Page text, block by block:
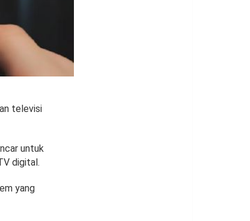
televisi
untuk
digital.
yang